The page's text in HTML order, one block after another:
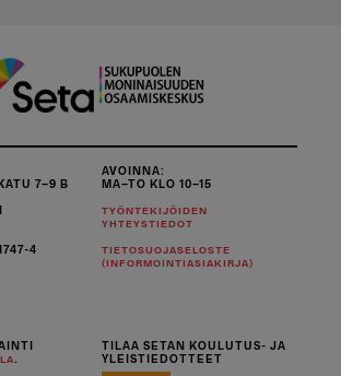
7–9 B
4
AVOINNA:
MA–TO KLO 10–15
TYÖNTEKIJÖIDEN
YHTEYSTIEDOT
TIETOSUOJASELOSTE
(INFORMOINTIASIAKIRJA)
TILAA SETAN KOULUTUS- JA
YLEISTIEDOTTEET